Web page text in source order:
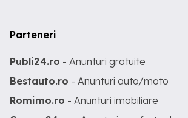
Parteneri
Publi24.ro - Anunturi gratuite
Bestauto.ro - Anunturi auto/moto
Romimo.ro - Anunturi imobiliare